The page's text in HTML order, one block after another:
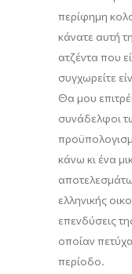
περίφημη
κάνατε αυτή
ατζέντα που
συγχωρείτε
Θα μου
συνάδελφοι
κάνω κι ένα
ελληνικής
επενδύσεις
οποίαν
περίοδο.